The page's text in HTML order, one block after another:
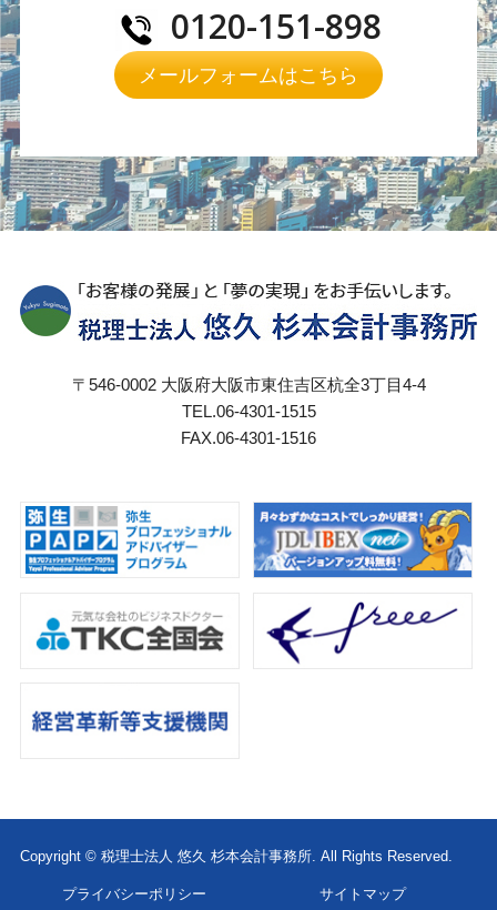
0120-151-898
メールフォームはこちら
〒546-0002 大阪府大阪市東住吉区杭全3丁目4-4
TEL.06-4301-1515
FAX.06-4301-1516
Copyright © 税理士法人 悠久 杉本会計事務所. All Rights Reserved.
プライバシーポリシー サイトマップ